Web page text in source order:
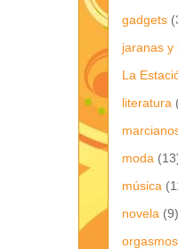
gadgets
jaranas y
La
literatura
moda
música
novela (9)
orgasmos